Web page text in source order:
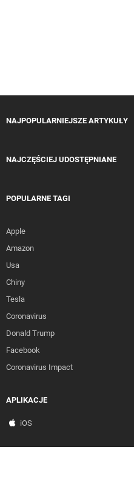
NAJPOPULARNIEJSZE ARTYKUŁY
NAJCZĘŚCIEJ UDOSTĘPNIANE
POPULARNE TAGI
Apple
Amazon
Usa
Chiny
Tesla
Coronavirus
Donald Trump
Facebook
Coronavirus Impact
APLIKACJE
iOS